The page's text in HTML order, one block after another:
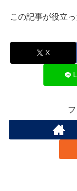
この記事が役立
X